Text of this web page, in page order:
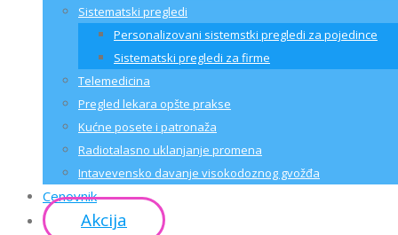
Sistematski pregledi
Personalizovani sistemstki pregledi za pojedince
Sistematski pregledi za firme
Telemedicina
Pregled lekara opšte prakse
Kućne posete i patronaža
Radiotalasno uklanjanje promena
Intavevensko davanje visokodoznog gvožđa
Cenovnik
Akcija